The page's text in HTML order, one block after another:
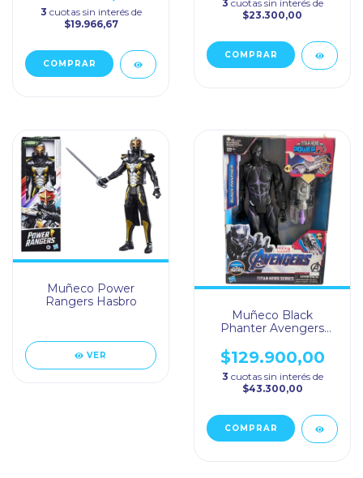
3 cuotas sin interés de
$19.966,67
3 cuotas sin interés de
$23.300,00
Muñeco Power
Rangers Hasbro
VER
Muñeco Black
Phanter Avengers
$129.900,00
3 cuotas sin interés de
$43.300,00